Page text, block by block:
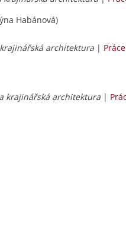
Habánová)
architektura |
krajinářská architektura |